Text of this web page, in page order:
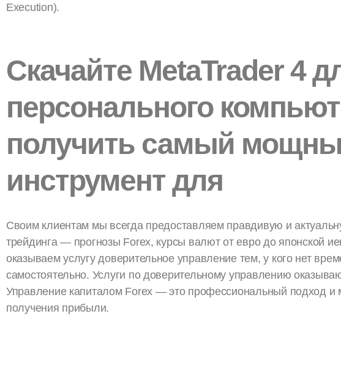
Execution).
Скачайте MetaTrader 4
персонального
получить самый
инструмент для
Своим клиентам мы всегда предоставляем правдивую и
трейдинга — прогнозы Forex, курсы валют от евро до японской
оказываем услугу доверительное управление тем, у кого нет
самостоятельно. Услуги по доверительному управлению
Управление капиталом Forex — это профессиональный подход и
получения прибыли.